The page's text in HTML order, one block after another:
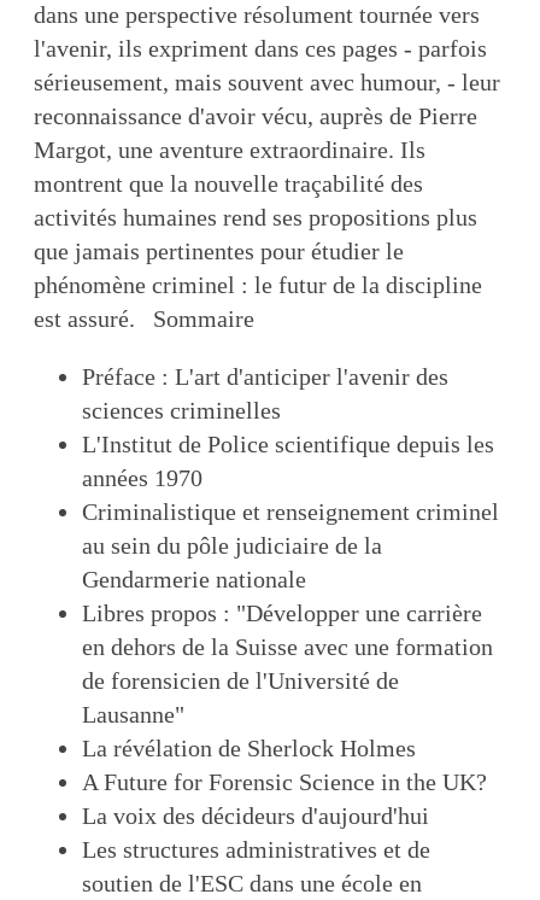
dans une perspective résolument tournée vers
l'avenir, ils expriment dans ces pages - parfois
sérieusement, mais souvent avec humour, - leur
reconnaissance d'avoir vécu, auprès de Pierre
Margot, une aventure extraordinaire. Ils
montrent que la nouvelle traçabilité des
activités humaines rend ses propositions plus
que jamais pertinentes pour étudier le
phénomène criminel : le futur de la discipline
est assuré. Sommaire
Préface : L'art d'anticiper l'avenir des
sciences criminelles
L'Institut de Police scientifique depuis les
années 1970
Criminalistique et renseignement criminel
au sein du pôle judiciaire de la
Gendarmerie nationale
Libres propos : "Développer une carrière
en dehors de la Suisse avec une formation
de forensicien de l'Université de
Lausanne"
La révélation de Sherlock Holmes
A Future for Forensic Science in the UK?
La voix des décideurs d'aujourd'hui
Les structures administratives et de
soutien de l'ESC dans une école en